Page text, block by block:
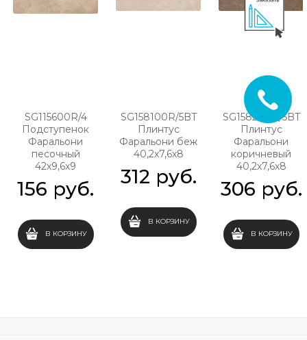
SG115600R/4
Подступенок
Фаральони
песочный
42х9,6х9
156 руб.
В КОРЗИНУ
SG158100R/5BT
Плинтус
Фаральони беж
40,2х7,6х8
312 руб.
В КОРЗИНУ
SG158200R/5BT
Плинтус
Фаральони
коричневый
40,2х7,6х8
306 руб.
В КОРЗИНУ